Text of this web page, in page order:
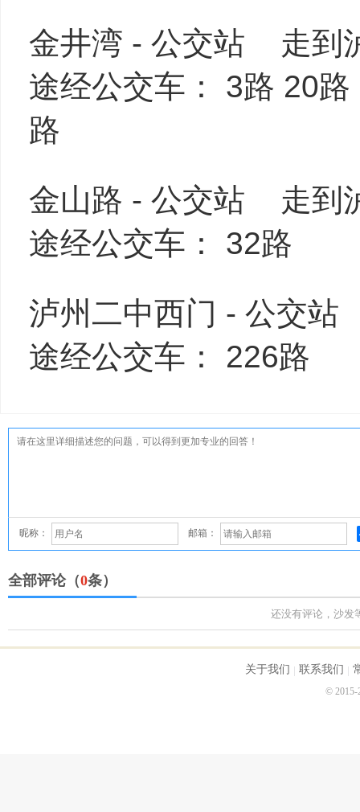
金井湾 - 公交站 走到
途经公交车： 3路 20
路
金山路 - 公交站 走到
途经公交车： 32路
泸州二中西门 - 公交
途经公交车： 226路
昵称： 邮箱：
全部评论（0条）
还没有评论，沙发
关于我们 联系我们
© 2015-